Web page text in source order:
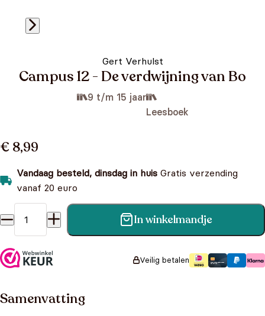
Gert Verhulst
Campus 12 - De verdwijning van Bo
9 t/m 15 jaar
Leesboek
€ 8,99
Vandaag besteld, dinsdag in huis Gratis verzending
vanaf 20 euro
Campus 12 - De verdwijning van Bo aantal
In winkelmandje
Veilig betalen
Samenvatting